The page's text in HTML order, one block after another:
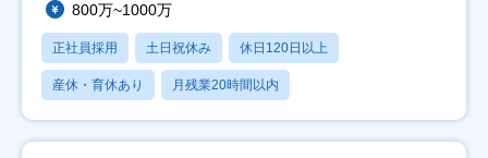
800万~1000万
正社員採用 土日祝休み 休日120日以上
産休・育休あり 月残業20時間以内